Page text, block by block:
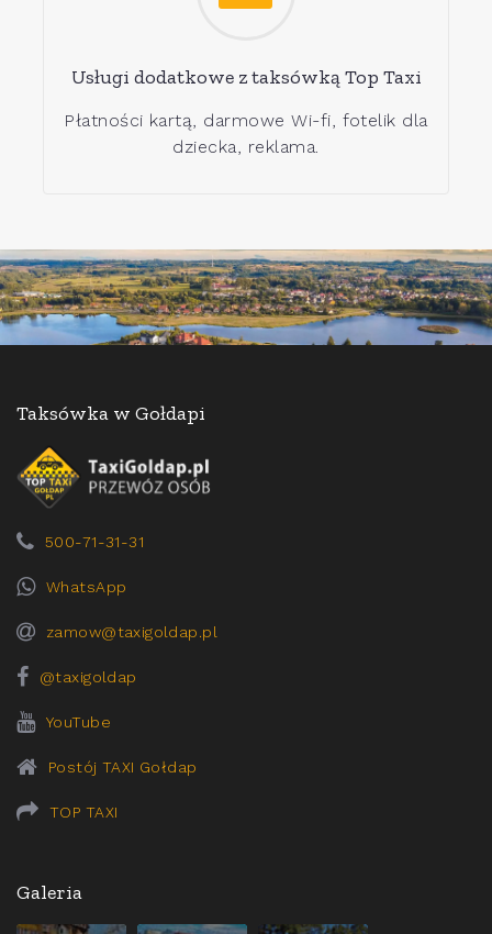
Usługi dodatkowe z taksówką Top Taxi
Płatności kartą, darmowe Wi-fi, fotelik dla
dziecka, reklama.
Taksówka w Gołdapi
500-71-31-31
WhatsApp
zamow@taxigoldap.pl
@taxigoldap
YouTube
Postój TAXI Gołdap
TOP TAXI
Galeria